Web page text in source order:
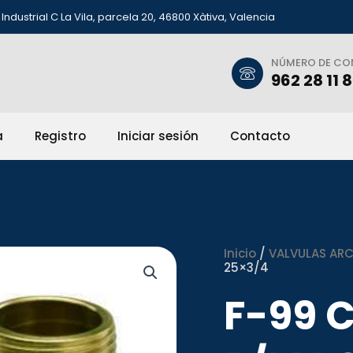
C La Vila, parcela 20, 46800 Xàtiva, Valencia
NÚMERO DE
962 28 11
Registro Iniciar sesión Contacto
Inicio / VALVULAS
25×3/4
F-99